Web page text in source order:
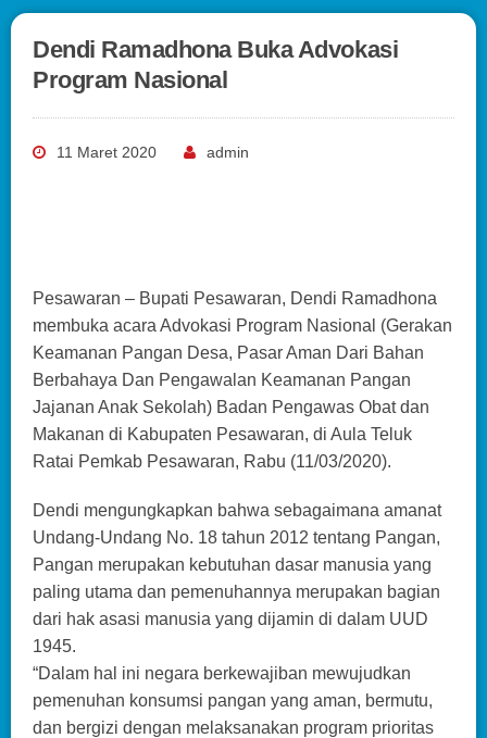
Dendi Ramadhona Buka Advokasi
Program Nasional
11 Maret 2020 admin
Pesawaran – Bupati Pesawaran, Dendi Ramadhona
membuka acara Advokasi Program Nasional (Gerakan
Keamanan Pangan Desa, Pasar Aman Dari Bahan
Berbahaya Dan Pengawalan Keamanan Pangan
Jajanan Anak Sekolah) Badan Pengawas Obat dan
Makanan di Kabupaten Pesawaran, di Aula Teluk
Ratai Pemkab Pesawaran, Rabu (11/03/2020).
Dendi mengungkapkan bahwa sebagaimana amanat
Undang-Undang No. 18 tahun 2012 tentang Pangan,
Pangan merupakan kebutuhan dasar manusia yang
paling utama dan pemenuhannya merupakan bagian
dari hak asasi manusia yang dijamin di dalam UUD
1945.
“Dalam hal ini negara berkewajiban mewujudkan
pemenuhan konsumsi pangan yang aman, bermutu,
dan bergizi dengan melaksanakan program prioritas